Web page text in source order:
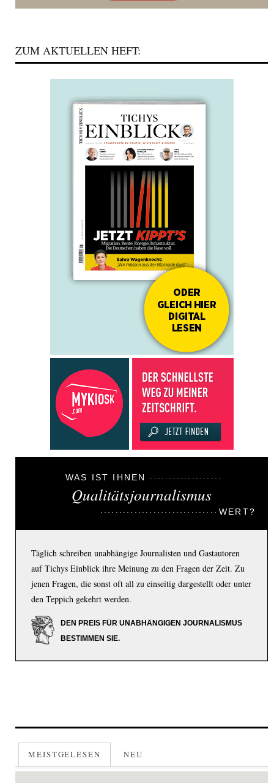
ZUM AKTUELLEN HEFT:
WAS IST IHNEN
Qualitätsjournalismus
WERT?
Täglich schreiben unabhängige Journalisten und Gastautoren
auf Tichys Einblick ihre Meinung zu den Fragen der Zeit. Zu
jenen Fragen, die sonst oft all zu einseitig dargestellt oder unter
den Teppich gekehrt werden.
DEN PREIS FÜR UNABHÄNGIGEN JOURNALISMUS
BESTIMMEN SIE.
MEISTGELESEN NEU